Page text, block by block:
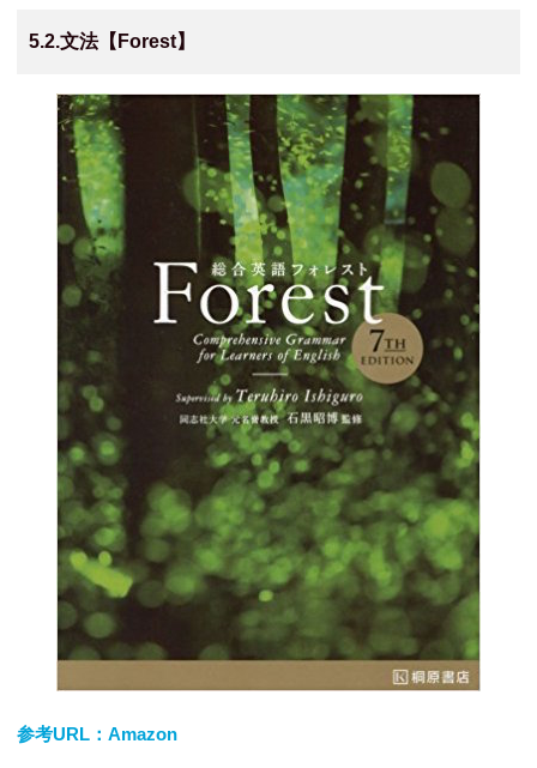
5.2.文法【Forest】
参考URL：Amazon